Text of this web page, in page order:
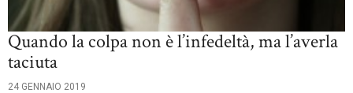
Quando la colpa non è l’infedeltà, ma l’averla
taciuta
24 GENNAIO 2019